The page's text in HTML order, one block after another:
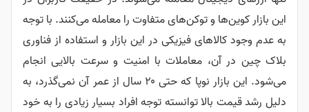
این بازار کوین‌ها و توکن‌های متفاوت را معامله می‌کنند. با توجه
به عدم وجود کالاهای فیزیکی در این بازار و استفاده از فناوری
بلاک چین در آن، معاملات با امنیت و سرعت بالایی انجام
می‌شود. این بازار نوپا که حتی ۲۰ سال از عمر آن نمی‌گذرد، به
دلیل رشد قیمت بالا توانسته توجه افراد بسیار زیادی را به خود